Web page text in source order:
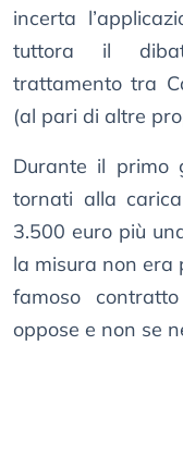
incerta
tuttora il
trattamento tra
(al pari di altre
Durante il primo
tornati alla
3.500 euro più
la misura non era
famoso
oppose e non se